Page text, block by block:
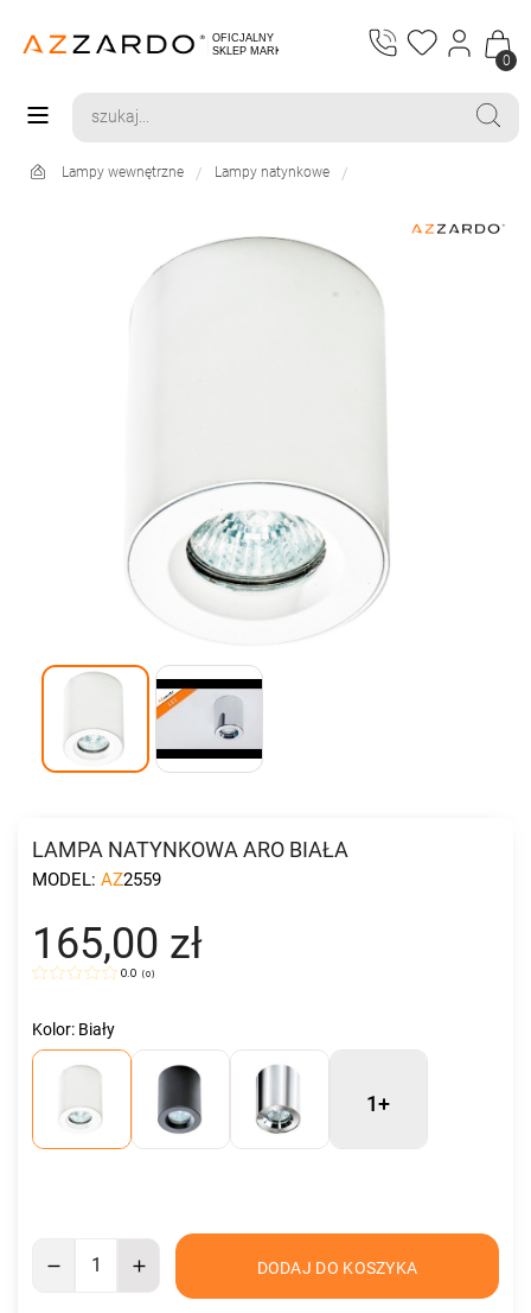
0
Lampy wewnętrzne Lampy natynkowe
LAMPA NATYNKOWA ARO BIAŁA
MODEL: AZ2559
165,00 zł
0.0 (0)
Kolor: Biały
1+
DODAJ DO KOSZYKA